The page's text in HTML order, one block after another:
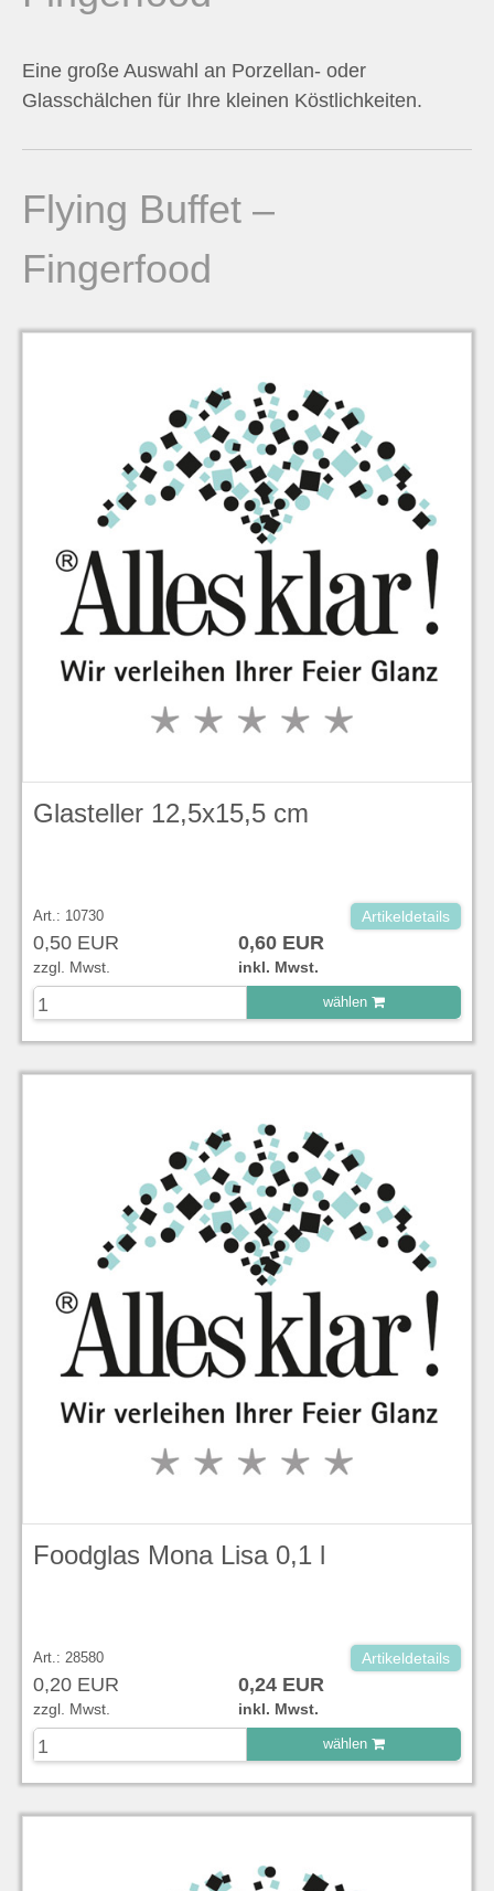
n
h
Eine große Auswahl an Porzellan- oder
Glasschälchen für Ihre kleinen Köstlichkeiten.
Flying Buffet –
Fingerfood
Glasteller 12,5x15,5 cm
Art.: 10730 Artikeldetails
0,50 EUR 0,60 EUR
zzgl. Mwst. inkl. Mwst.
wählen
zu Warenkorb hinzugefügt.
Foodglas Mona Lisa 0,1 l
Art.: 28580 Artikeldetails
0,20 EUR 0,24 EUR
zzgl. Mwst. inkl. Mwst.
wählen
zu Warenkorb hinzugefügt.